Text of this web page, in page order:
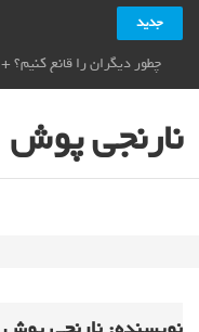
جدید
چطور دیگران را قانع کنیم؟ + ۱۰ راز قانع کردن دیگران_نارنجی پوش
نارنجی پوش